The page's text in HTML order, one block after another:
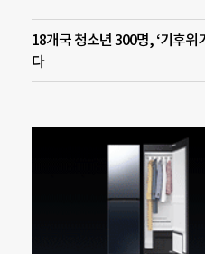
18개국 청소년 300명, ‘기후위
다